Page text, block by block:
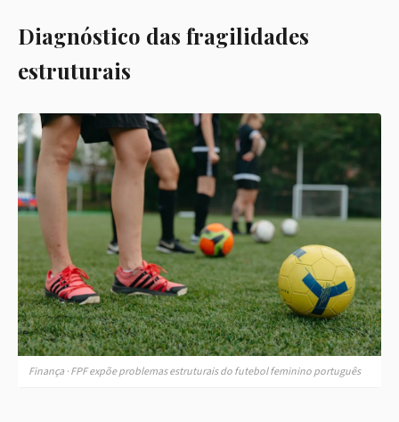
Diagnóstico das fragilidades
estruturais
Finança · FPF expõe problemas estruturais do futebol feminino português